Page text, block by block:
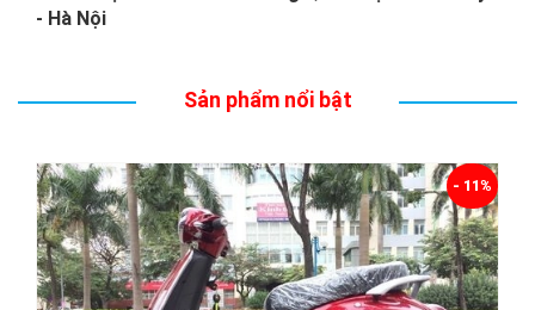
- Hà Nội
Sản phẩm nổi bật
- 11%